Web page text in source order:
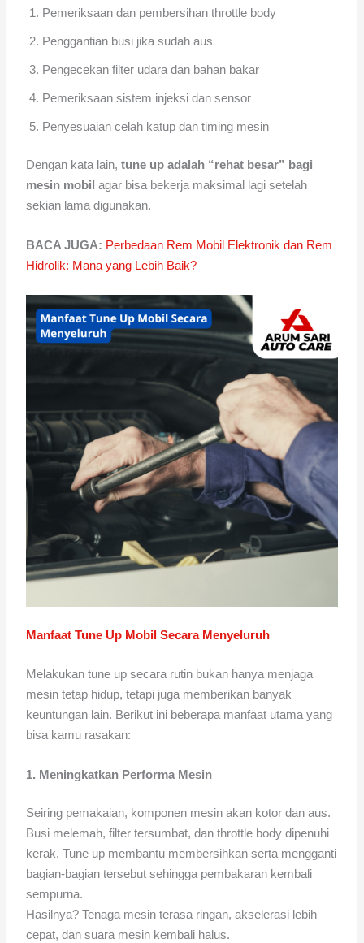
Pemeriksaan dan pembersihan throttle body
Penggantian busi jika sudah aus
Pengecekan filter udara dan bahan bakar
Pemeriksaan sistem injeksi dan sensor
Penyesuaian celah katup dan timing mesin
Dengan kata lain,tune up adalah “rehat besar” bagi
mesin mobil agar bisa bekerja maksimal lagi setelah
sekian lama digunakan.
BACA JUGA: Perbedaan Rem Mobil Elektronik dan Rem
Hidrolik: Mana yang Lebih Baik?
Manfaat Tune Up Mobil Secara Menyeluruh
Melakukan tune up secara rutin bukan hanya menjaga
mesin tetap hidup, tetapi juga memberikan banyak
keuntungan lain. Berikut ini beberapa manfaat utama yang
bisa kamu rasakan:
1. Meningkatkan Performa Mesin
Seiring pemakaian, komponen mesin akan kotor dan aus.
Busi melemah, filter tersumbat, dan throttle body dipenuhi
kerak. Tune up membantu membersihkan serta mengganti
bagian-bagian tersebut sehingga pembakaran kembali
sempurna.
Hasilnya? Tenaga mesin terasa ringan, akselerasi lebih
cepat, dan suara mesin kembali halus.